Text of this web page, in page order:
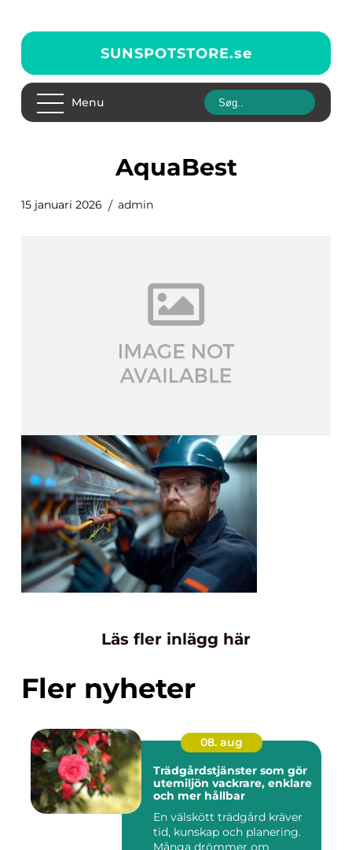
SUNSPOTSTORE.se
Menu
AquaBest
15 januari 2026 admin
Läs fler inlägg här
Fler nyheter
08. aug
Trädgårdstjänster som gör
utemiljön vackrare, enklare
och mer hållbar
En välskött trädgård kräver
tid, kunskap och planering.
Många drömmer om